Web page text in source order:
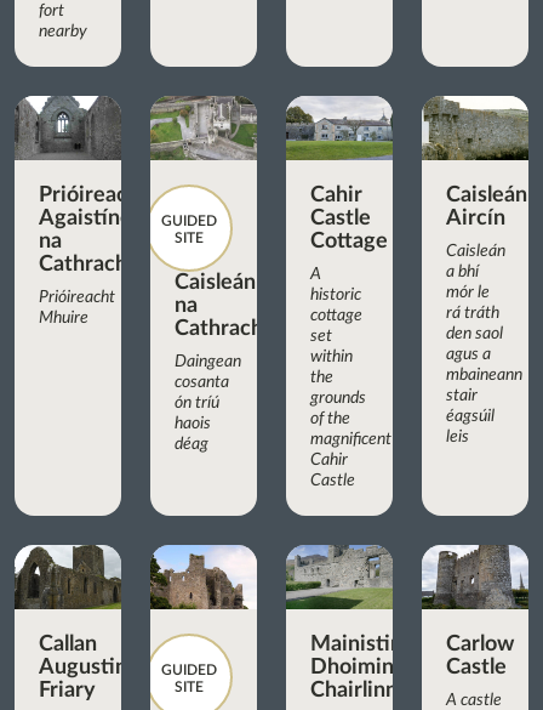
fort
nearby
Prióireacht
Agaistíneach
na
Cathrach
Prióireacht
Mhuire
GUIDED
SITE
Caisleán
na
Cathrach
Daingean
cosanta
ón tríú
haois
déag
Cahir
Castle
Cottage
A
historic
cottage
set
within
the
grounds
of the
magnificent
Cahir
Castle
Caisleán
Aircín
Caisleán
a bhí
mór le
rá tráth
den saol
agus a
mbaineann
stair
éagsúil
leis
Callan
Augustinian
Friary
GUIDED
SITE
Mainistir
Dhoiminiceach
Chairlinn
Carlow
Castle
A castle